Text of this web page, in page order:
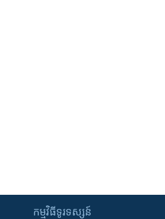
កម្មវិធី​ទូរទស្សន៍